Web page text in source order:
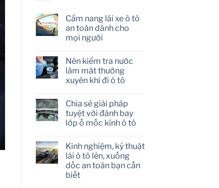
Cẩm nang lái xe ô tô
an toàn dành cho
mọi người
Comments
on
Cẩm
nang
lái
tô
an
toàn
dành
cho
Nên kiểm tra nước
làm mát thường
xuyên khi đi ô tô
on
Nên
kiểm
tra
mát
thường
xuyên
khi
đi
ô
Chia sẻ giải pháp
tuyệt vời đánh bay
lớp ố mốc kính ô tô
on
Chia
sẻ
giải
pháp
tuyệt
Kinh nghiệm, kỹ thuật
lái ô tô lên, xuống
dốc an toàn bạn cần
biết